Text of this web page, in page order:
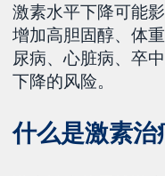
激素水平下降可能
增加高胆固醇、体
尿病、心脏病、卒
下降的风险。
什么是激素治